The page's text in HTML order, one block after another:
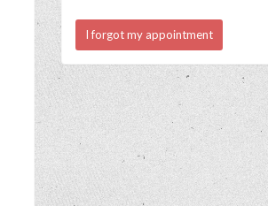
I forgot my appointment